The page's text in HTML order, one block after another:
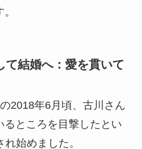
て結婚へ：愛を貫いて
2018年6月頃、古川さん
るところを目撃したとい
始めました。